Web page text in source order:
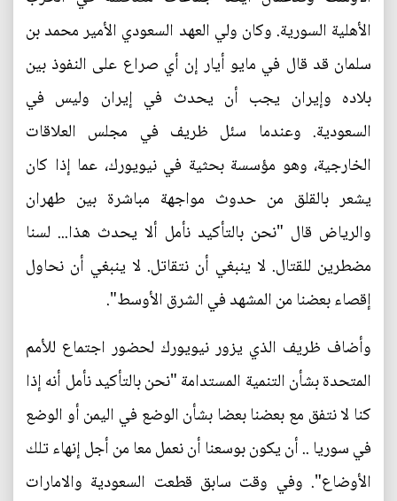
الأهلية السورية. وكان ولي العهد السعودي الأمير محمد بن
سلمان قد قال في مايو أيار إن أي صراع على النفوذ بين
بلاده وإيران يجب أن يحدث في إيران وليس في
السعودية. وعندما سئل ظريف في مجلس العلاقات
الخارجية، وهو مؤسسة بحثية في نيويورك، عما إذا كان
يشعر بالقلق من حدوث مواجهة مباشرة بين طهران
والرياض قال "نحن بالتأكيد نأمل ألا يحدث هذا... لسنا
مضطرين للقتال. لا ينبغي أن نتقاتل. لا ينبغي أن نحاول
إقصاء بعضنا من المشهد في الشرق الأوسط".
وأضاف ظريف الذي يزور نيويورك لحضور اجتماع للأمم
المتحدة بشأن التنمية المستدامة "نحن بالتأكيد نأمل أنه إذا
كنا لا نتفق مع بعضنا بعضا بشأن الوضع في اليمن أو الوضع
في سوريا .. أن يكون بوسعنا أن نعمل معا من أجل إنهاء تلك
الأوضاع". وفي وقت سابق قطعت السعودية والامارات